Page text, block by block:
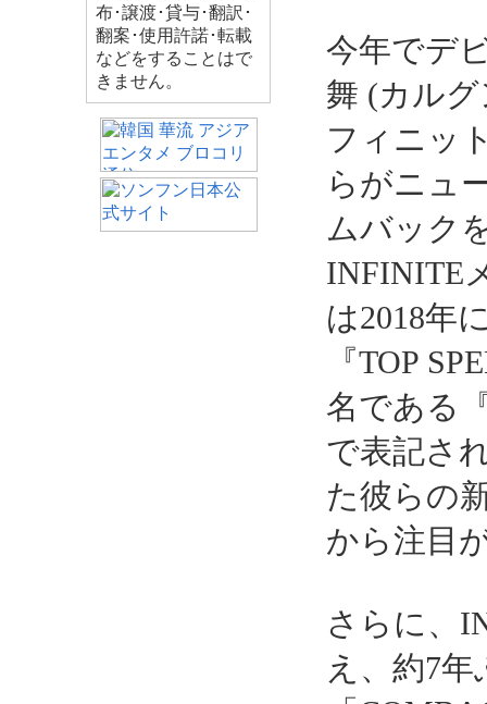
布･譲渡･貸与･翻訳･
翻案･使用許諾･転載
などをすることはで
きません。
今年でデ
舞 (カル
フィニッ
らがニュ
ムバック
INFINITE
は2018年
『TOP
名である
で表記さ
た彼らの
から注目
さらに、
え、約7